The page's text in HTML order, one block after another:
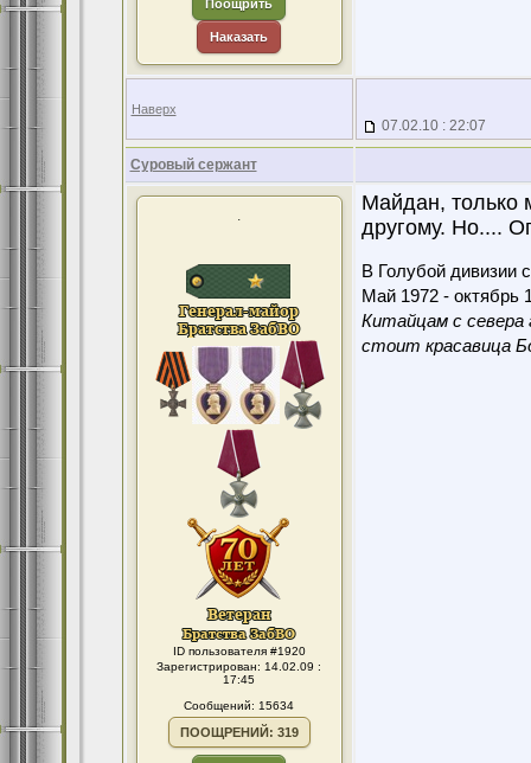
Поощрить
Наказать
Наверх
07.02.10 : 22:07
Суровый сержант
.
ID пользователя #1920
Зарегистрирован: 14.02.09 :
17:45
Сообщений: 15634
ПООЩРЕНИЙ: 319
Майдан, только
другому. Но....
В Голубой дивизии
Май 1972 - октябрь
Китайцам с севера
стоит красавица